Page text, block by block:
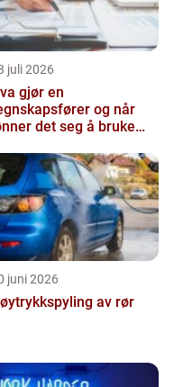
juli 2026
gjør en
og når
det seg å bruke
juni 2026
av rør